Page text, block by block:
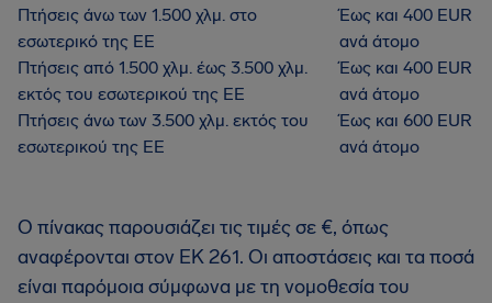
Πτήσεις άνω των 1.500 χλμ. στο
εσωτερικό της ΕΕ
Έως και 400 EUR
ανά άτομο
Πτήσεις από 1.500 χλμ. έως 3.500 χλμ.
εκτός του εσωτερικού της ΕΕ
Έως και 400 EUR
ανά άτομο
Πτήσεις άνω των 3.500 χλμ. εκτός του
εσωτερικού της ΕΕ
Έως και 600 EUR
ανά άτομο
Ο πίνακας παρουσιάζει τις τιμές σε €, όπως
αναφέρονται στον ΕΚ 261. Οι αποστάσεις και τα ποσά
είναι παρόμοια σύμφωνα με τη νομοθεσία του